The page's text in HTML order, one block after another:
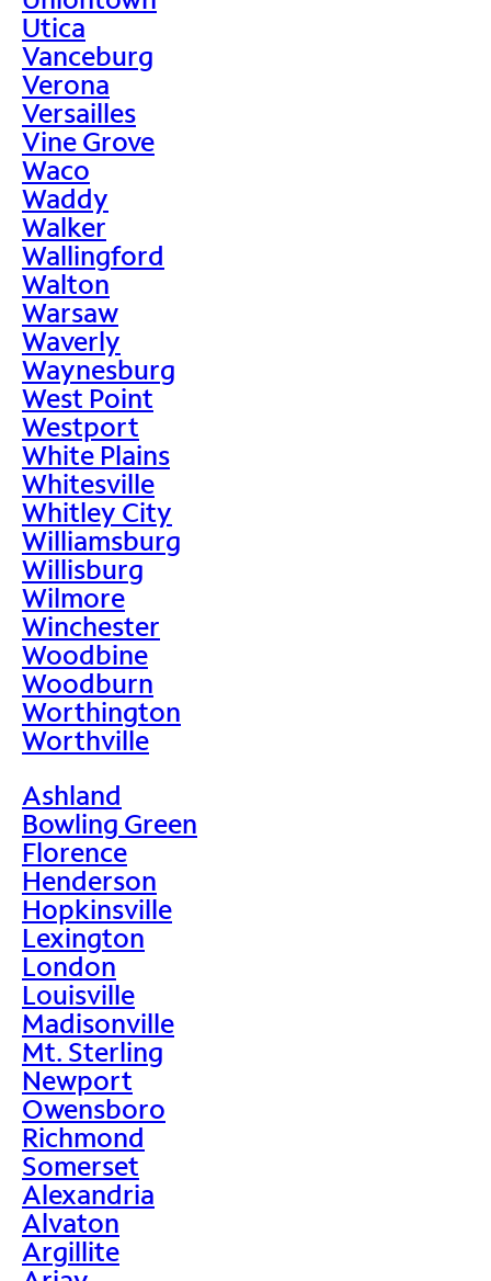
Utica
Vanceburg
Verona
Versailles
Vine Grove
Waco
Waddy
Walker
Wallingford
Walton
Warsaw
Waverly
Waynesburg
West Point
Westport
White Plains
Whitesville
Whitley City
Williamsburg
Willisburg
Wilmore
Winchester
Woodbine
Woodburn
Worthington
Worthville
Ashland
Bowling Green
Florence
Henderson
Hopkinsville
Lexington
London
Louisville
Madisonville
Mt. Sterling
Newport
Owensboro
Richmond
Somerset
Alexandria
Alvaton
Argillite